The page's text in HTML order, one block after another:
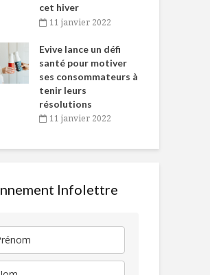
cet hiver
11 janvier 2022
Evive lance un défi
santé pour motiver
ses consommateurs à
tenir leurs
résolutions
11 janvier 2022
Infolettre